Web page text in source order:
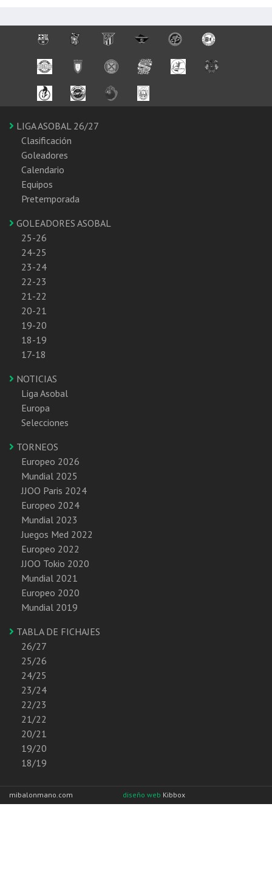
LIGA ASOBAL 26/27
Clasificación
Goleadores
Calendario
Equipos
Pretemporada
GOLEADORES ASOBAL
25-26
24-25
23-24
22-23
21-22
20-21
19-20
18-19
17-18
NOTICIAS
Liga Asobal
Europa
Selecciones
TORNEOS
Europeo 2026
Mundial 2025
JJOO Paris 2024
Europeo 2024
Mundial 2023
Juegos Med 2022
Europeo 2022
JJOO Tokio 2020
Mundial 2021
Europeo 2020
Mundial 2019
TABLA DE FICHAJES
26/27
25/26
24/25
23/24
22/23
21/22
20/21
19/20
18/19
mibalonmano.com diseño web Kibbox